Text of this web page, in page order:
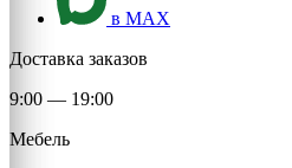
в MAX
Доставка заказов
9:00 — 19:00
Мебель